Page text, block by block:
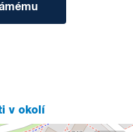
v okolí